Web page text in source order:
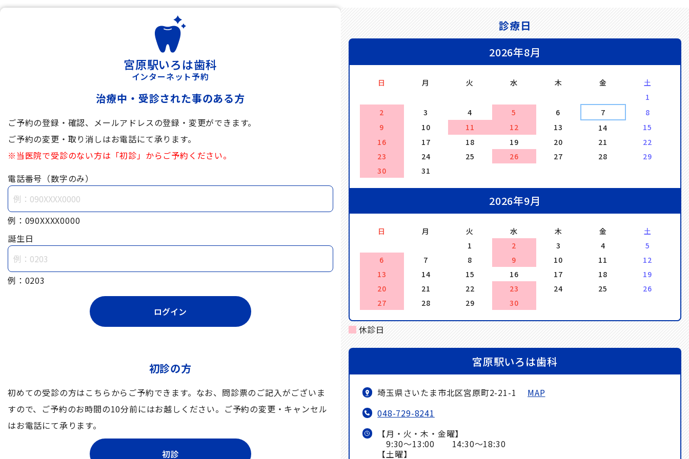
宮原駅いろは歯科
インターネット予約
治療中・受診された事のある方
ご予約の登録・確認、メールアドレスの登録・変更ができます。
ご予約の変更・取り消しはお電話にて承ります。
※当医院で受診のない方は「初診」からご予約ください。
電話番号（数字のみ）
例：090XXXX0000
誕生日
例：0203
初診の方
初めての受診の方はこちらからご予約できます。なお、問診票のご記入がございま
すので、ご予約のお時間の10分前にはお越しください。ご予約の変更・キャンセル
はお電話にて承ります。
診療日
2026年8月
日 月 火 水 木 金
土
1
2
3 4 5 6 7
8
9
10 11 12 13 14
15
16
17 18 19 20 21
22
23
24 25 26 27 28
29
30
31
2026年9月
日 月 火 水 木 金
土
1
2 3 4
5
6
7 8 9 10 11
12
13
14 15 16 17 18
19
20
21 22 23 24 25
26
27
28 29 30
休診日
宮原駅いろは歯科
埼玉県さいたま市北区宮原町2-21-1 MAP
048-729-8241
【月・火・木・金曜】
9:30～13:00 14:30～18:30
【土曜】